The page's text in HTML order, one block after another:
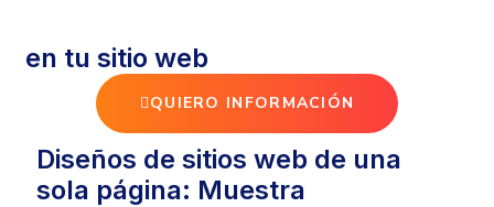
en tu sitio web
QUIERO INFORMACIÓN
Diseños de sitios web de una
sola página: Muestra